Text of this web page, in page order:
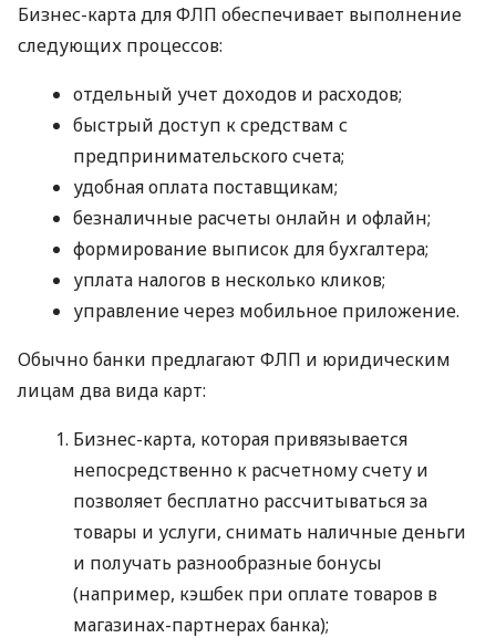
Бизнес-карта для ФЛП обеспечивает выполнение
следующих процессов:
отдельный учет доходов и расходов;
быстрый доступ к средствам с
предпринимательского счета;
удобная оплата поставщикам;
безналичные расчеты онлайн и офлайн;
формирование выписок для бухгалтера;
уплата налогов в несколько кликов;
управление через мобильное приложение.
Обычно банки предлагают ФЛП и юридическим
лицам два вида карт:
Бизнес-карта, которая привязывается
непосредственно к расчетному счету и
позволяет бесплатно рассчитываться за
товары и услуги, снимать наличные деньги
и получать разнообразные бонусы
(например, кэшбек при оплате товаров в
магазинах-партнерах банка);